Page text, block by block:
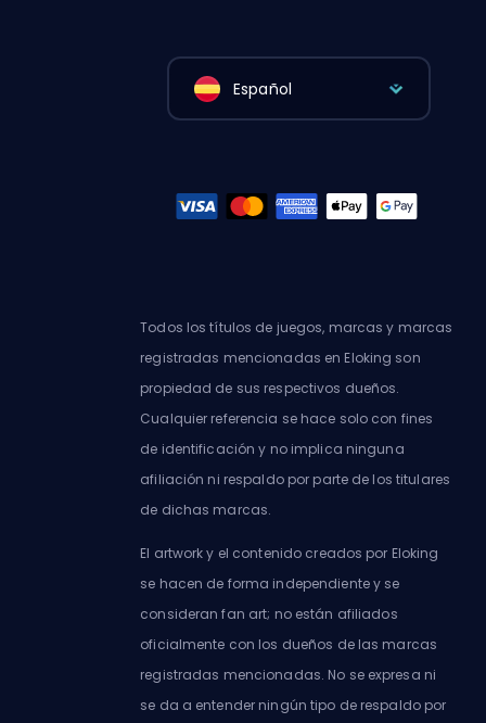
Español
Todos los títulos de juegos, marcas y marcas
registradas mencionadas en Eloking son
propiedad de sus respectivos dueños.
Cualquier referencia se hace solo con fines
de identificación y no implica ninguna
afiliación ni respaldo por parte de los titulares
de dichas marcas.
El artwork y el contenido creados por Eloking
se hacen de forma independiente y se
consideran fan art; no están afiliados
oficialmente con los dueños de las marcas
registradas mencionadas. No se expresa ni
se da a entender ningún tipo de respaldo por